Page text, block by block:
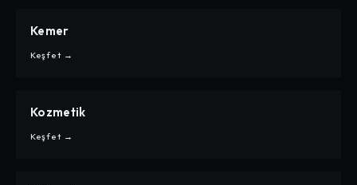
CARPE
KEMER
Kemer
Keşfet →
CARPE
KOZMETIK
Kozmetik
Keşfet →